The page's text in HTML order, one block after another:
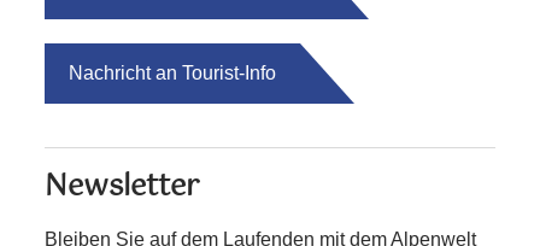
Nachricht an Tourist-Info
Newsletter
Bleiben Sie auf dem Laufenden mit dem Alpenwelt